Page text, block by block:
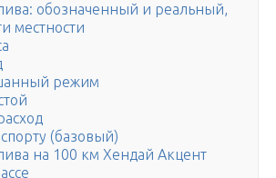
обозначенный и реальный,
местности
режим
(базовый)
на 100 км Хендай Акцент